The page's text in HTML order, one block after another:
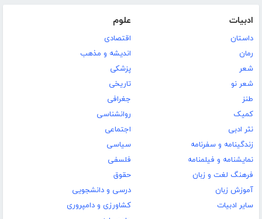
ادبیات
داستان
رمان
شعر
شعر نو
طنز
کمیک
نثر ادبی
زندگینامه و سفرنامه
نمایشنامه و فیلمنامه
فرهنگ لغت و زبان
آموزش زبان
سایر ادبیات
علوم
اقتصادی
اندیشه و مذهب
پزشکی
تاریخی
جغرافی
روانشناسی
اجتماعی
سیاسی
فلسفی
حقوق
درسی و دانشجویی
کشاورزی و دامپروری